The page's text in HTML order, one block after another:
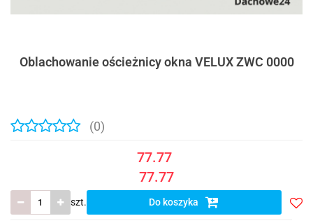
Oblachowanie ościeżnicy okna VELUX ZWC 0000
(0)
77.77
77.77
szt. Do koszyka